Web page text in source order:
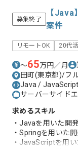
募集終了
【Java
案件
リモートOK 20代
〜65万円／月
田町(東京都)/フ
Java /
サーバーサイド
求めるスキル
・Javaを用いた開
・Springを用いた
・JavaScriptを用